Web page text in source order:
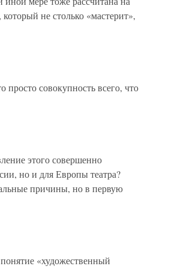
не столько «мастерит»,
совокупность всего, что
этого совершенно
но и для Европы театра?
причины, но в первую
«художественный